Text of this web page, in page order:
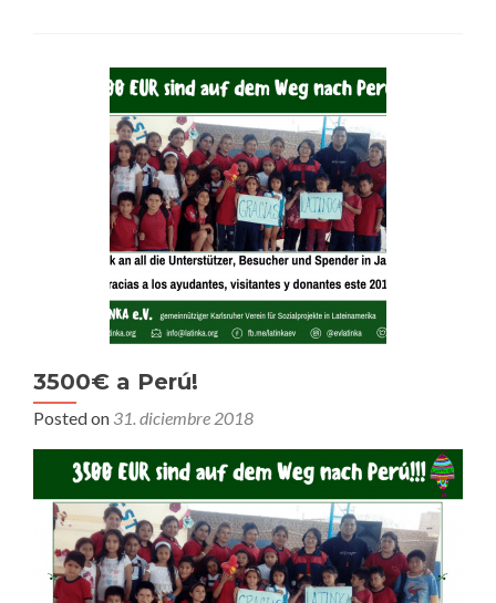
3500€ a Perú!
Posted on 31. diciembre 2018